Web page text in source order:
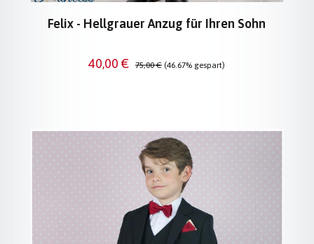
Felix - Hellgrauer Anzug für Ihren Sohn
Verkaufspreis:
40,00 € Regulärer Preis:
75,00 € (46.67% gespart)